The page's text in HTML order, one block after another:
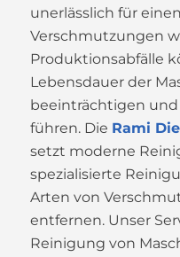
unerlässlich für
Verschmutzungen
Produktionsabfälle
Lebensdauer der
beeinträchtigen
führen. Die Rami
setzt moderne
spezialisierte
Arten von
entfernen. Unser
Reinigung von